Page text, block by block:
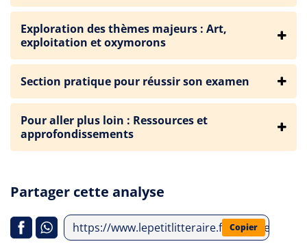
Exploration des thèmes majeurs : Art,
exploitation et oxymorons
Section pratique pour réussir son examen
Pour aller plus loin : Ressources et
approfondissements
Partager cette analyse
https://www.lepetitlitteraire.fr/analyses-
Copier